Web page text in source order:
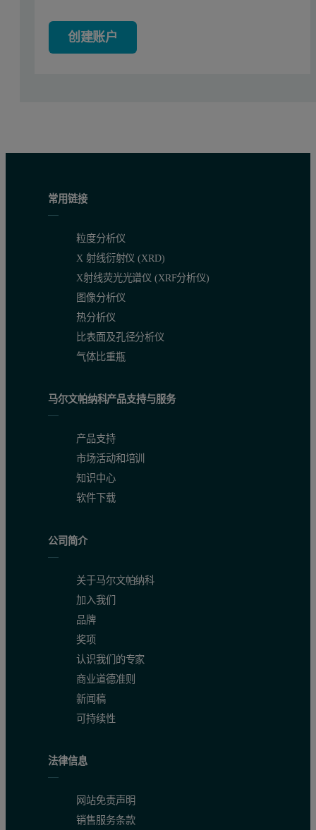
创建账户
常用链接
粒度分析仪
X 射线衍射仪 (XRD)
X射线荧光光谱仪 (XRF分析仪)
图像分析仪
热分析仪
比表面及孔径分析仪
气体比重瓶
马尔文帕纳科产品支持与服务
产品支持
市场活动和培训
知识中心
软件下载
公司简介
关于马尔文帕纳科
加入我们
品牌
奖项
认识我们的专家
商业道德准则
新闻稿
可持续性
法律信息
网站免责声明
销售服务条款